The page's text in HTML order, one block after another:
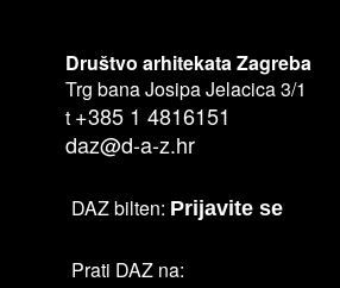
Društvo arhitekata Zagreba
Trg bana Josipa Jelacica 3/1
t +385 1 4816151
daz@d-a-z.hr
DAZ bilten: Prijavite se
Prati DAZ na: